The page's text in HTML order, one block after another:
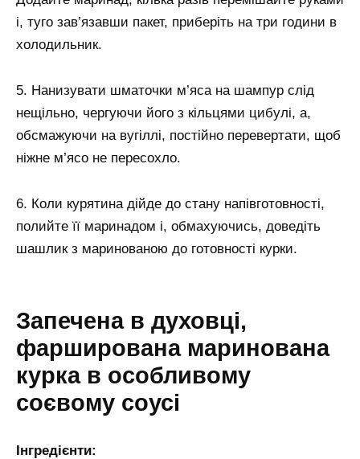
і, туго зав’язавши пакет, приберіть на три години в
холодильник.
5. Нанизувати шматочки м’яса на шампур слід
нещільно, чергуючи його з кільцями цибулі, а,
обсмажуючи на вугіллі, постійно перевертати, щоб
ніжне м’ясо не пересохло.
6. Коли курятина дійде до стану напівготовності,
полийте її маринадом і, обмахуючись, доведіть
шашлик з маринованою до готовності курки.
Запечена в духовці,
фарширована маринована
курка в особливому
соєвому соусі
Інгредієнти: